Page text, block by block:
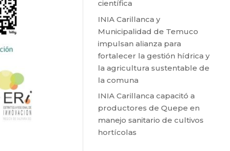
científica
INIA Carillanca y
Municipalidad de Temuco
impulsan alianza para
fortalecer la gestión hídrica y
la agricultura sustentable de
la comuna
INIA Carillanca capacitó a
productores de Quepe en
manejo sanitario de cultivos
hortícolas